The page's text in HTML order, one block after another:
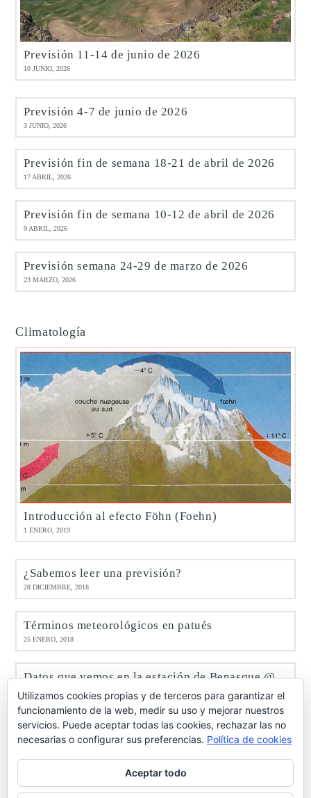
Previsión 11-14 de junio de 2026
10 JUNIO, 2026
Previsión 4-7 de junio de 2026
3 JUNIO, 2026
Previsión fin de semana 18-21 de abril de 2026
17 ABRIL, 2026
Previsión fin de semana 10-12 de abril de 2026
9 ABRIL, 2026
Previsión semana 24-29 de marzo de 2026
23 MARZO, 2026
Climatología
Introducción al efecto Föhn (Foehn)
1 ENERO, 2019
¿Sabemos leer una previsión?
28 DICIEMBRE, 2018
Términos meteorológicos en patués
25 ENERO, 2018
Datos que vemos en la estación de Benasque @meteobenás
9 ENERO, 2017
Octubre de 2016 en Benasque @meteobenás
7 NOVIEMBRE, 2016
Utilizamos cookies propias y de terceros para garantizar el
funcionamiento de la web, medir su uso y mejorar nuestros
servicios. Puede aceptar todas las cookies, rechazar las no
necesarias o configurar sus preferencias. Política de cookies
Aceptar todo